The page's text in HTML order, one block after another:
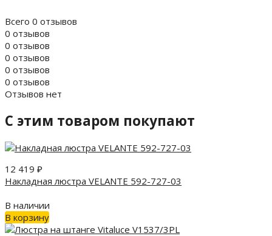
Всего 0 отзывов
0 отзывов
0 отзывов
0 отзывов
0 отзывов
0 отзывов
Отзывов нет
C этим товаром покупают
12 419 ₽
Накладная люстра VELANTE 592-727-03
В наличии
В корзину